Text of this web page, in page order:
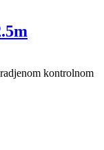
kontrolnom